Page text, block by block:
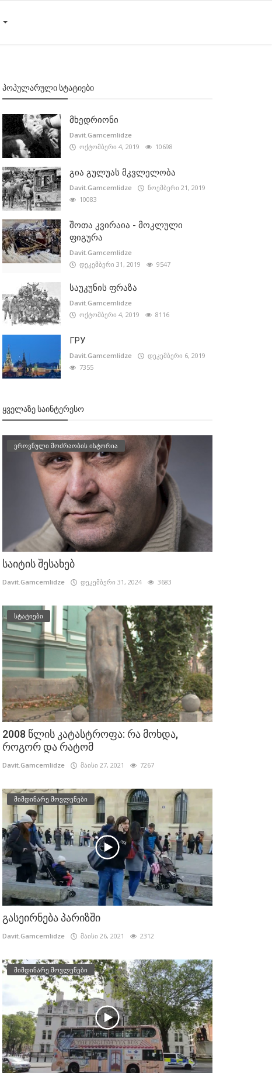
ᲞᲝᲞᲣᲚᲐᲠᲣᲚᲘ ᲡᲢᲐᲢᲘᲔᲑᲘ
მხედრიონი
Davit.Gamcemlidze
ოქტომბერი 4, 2019
10698
გია გულუას მკვლელობა
Davit.Gamcemlidze
ნოემბერი 21, 2019
10083
შოთა კვირაია - მოკლული
ფიგურა
Davit.Gamcemlidze
დეკემბერი 31, 2019
9547
საუკუნის ფრაზა
Davit.Gamcemlidze
ოქტომბერი 4, 2019
8116
ГРУ
Davit.Gamcemlidze
დეკემბერი 6, 2019
7355
ᲧᲕᲔᲚᲐᲖᲔ ᲡᲐᲘᲜᲢᲔᲠᲔᲡᲝ
ეროვნული მოძრაობის ისტორია
საიტის შესახებ
Davit.Gamcemlidze დეკემბერი 31, 2024 3683
სტატიები
2008 წლის კატასტროფა: რა მოხდა,
როგორ და რატომ
Davit.Gamcemlidze მაისი 27, 2021 7267
მიმდინარე მოვლენები
გასეირნება პარიზში
Davit.Gamcemlidze მაისი 26, 2021 2312
მიმდინარე მოვლენები